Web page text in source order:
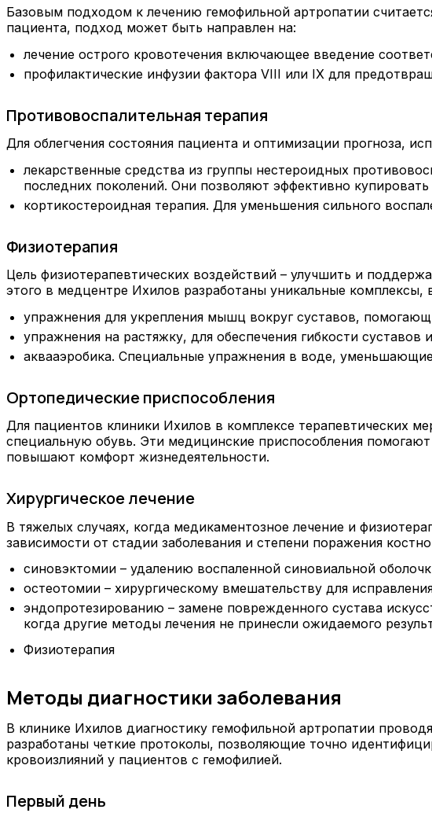
Базовым подходом к лечению гемофильной артропатии
пациента, подход может быть направлен на:
лечение острого кровотечения включающее введение
профилактические инфузии фактора VIII или IX для
Противовоспалительная терапия
Для облегчения состояния пациента и оптимизации прогноза,
лекарственные средства из группы нестероидных
последних поколений. Они позволяют эффективно
кортикостероидная терапия. Для уменьшения сильного
Физиотерапия
Цель физиотерапевтических воздействий – улучшить и
этого в медцентре Ихилов разработаны уникальные
упражнения для укрепления мышц вокруг суставов,
упражнения на растяжку, для обеспечения гибкости суставов
аквааэробика. Специальные упражнения в воде,
Ортопедические приспособления
Для пациентов клиники Ихилов в комплексе терапевтических
специальную обувь. Эти медицинские приспособления
повышают комфорт жизнедеятельности.
Хирургическое лечение
В тяжелых случаях, когда медикаментозное лечение и
зависимости от стадии заболевания и степени поражения
синовэктомии – удалению воспаленной синовиальной
остеотомии – хирургическому вмешательству для
эндопротезированию – замене поврежденного сустава
когда другие методы лечения не принесли ожидаемого
Физиотерапия
Методы диагностики заболевания
В клинике Ихилов диагностику гемофильной артропатии
разработаны четкие протоколы, позволяющие точно
кровоизлияний у пациентов с гемофилией.
Первый день